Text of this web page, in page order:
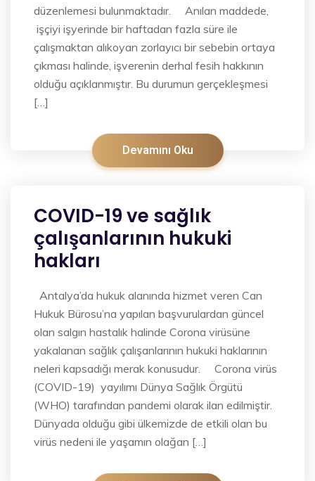
düzenlemesi bulunmaktadır. Anılan maddede,
işçiyi işyerinde bir haftadan fazla süre ile
çalışmaktan alıkoyan zorlayıcı bir sebebin ortaya
çıkması halinde, işverenin derhal fesih hakkının
olduğu açıklanmıştır. Bu durumun gerçekleşmesi
[…]
Devamını Oku
COVID-19 ve sağlık
çalışanlarının hukuki
hakları
Antalya’da hukuk alanında hizmet veren Can
Hukuk Bürosu’na yapılan başvurulardan güncel
olan salgın hastalık halinde Corona virüsüne
yakalanan sağlık çalışanlarının hukuki haklarının
neleri kapsadığı merak konusudur. Corona virüs
(COVID-19) yayılımı Dünya Sağlık Örgütü
(WHO) tarafından pandemi olarak ilan edilmiştir.
Dünyada olduğu gibi ülkemizde de etkili olan bu
virüs nedeni ile yaşamın olağan […]